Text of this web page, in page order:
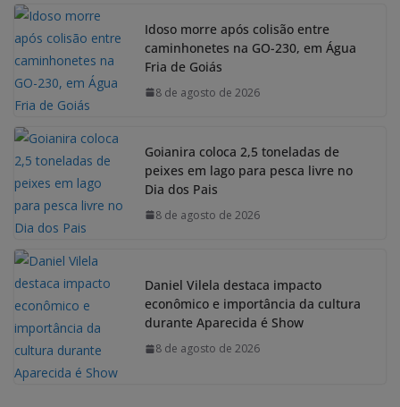
Idoso morre após colisão entre
caminhonetes na GO-230, em Água
Fria de Goiás
8 de agosto de 2026
Goianira coloca 2,5 toneladas de
peixes em lago para pesca livre no
Dia dos Pais
8 de agosto de 2026
Daniel Vilela destaca impacto
econômico e importância da cultura
durante Aparecida é Show
8 de agosto de 2026